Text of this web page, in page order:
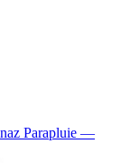
Parapluie —